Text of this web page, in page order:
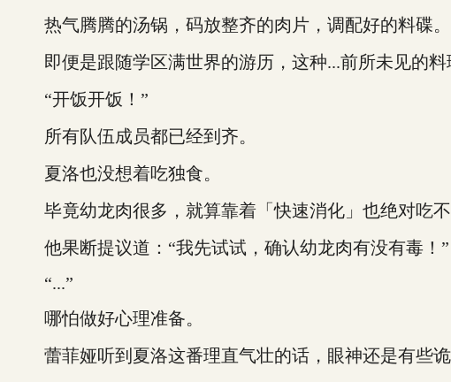
热气腾腾的汤锅，码放整齐的肉片，调配好的料碟。
即便是跟随学区满世界的游历，这种...前所未见的料
“开饭开饭！”
所有队伍成员都已经到齐。
夏洛也没想着吃独食。
毕竟幼龙肉很多，就算靠着「快速消化」也绝对吃不
他果断提议道：“我先试试，确认幼龙肉有没有毒！”
“...”
哪怕做好心理准备。
蕾菲娅听到夏洛这番理直气壮的话，眼神还是有些诡